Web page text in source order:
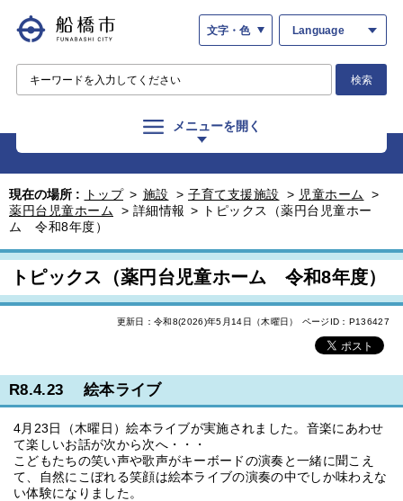
文字・色 Language
検索
メニューを開く
現在の場所 : トップ > 施設 > 子育て支援施設 > 児童ホーム
>
薬円台児童ホーム
> 詳細情報 >
トピックス（薬円台児童ホー
ム 令和8年度）
トピックス（薬円台児童ホーム 令和8年度）
更新日：令和8(2026)年5月14日（木曜日） ページID：P136427
R8.4.23 絵本ライブ
4月23日（木曜日）絵本ライブが実施されました。音楽にあわせ
て楽しいお話が次から次へ・・・
こどもたちの笑い声や歌声がキーボードの演奏と一緒に聞こえ
て、自然にこぼれる笑顔は絵本ライブの演奏の中でしか味わえな
い体験になりました。